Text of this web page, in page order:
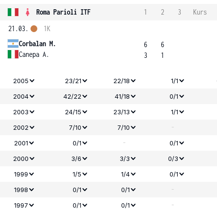
Roma Parioli ITF 1 2 3
Kurs
21.03.
Corbalan M.
Canepa A.
1K
6
3
6
1
2005 23/21 22/18 1/1
2004
42/22 41/18
0/1
2003
24/15 23/13
1/1
2002
7/10 7/10 -
2001 0/1 -
0/1
2000
3/6 3/3
0/3
1999
1/5 1/4
0/1
1998
0/1 0/1 -
1997 0/1 0/1 -